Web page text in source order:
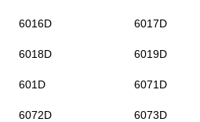
6016D 6017D
6018D 6019D
601D 6071D
6072D 6073D